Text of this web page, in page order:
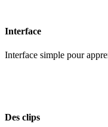
Interface
Interface simple pour
Des clips